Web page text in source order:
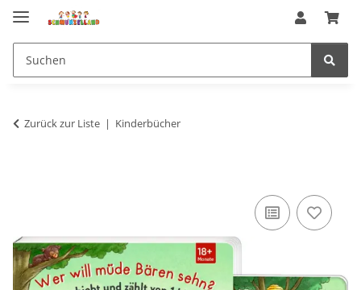
Zurück zur Liste Kinderbücher